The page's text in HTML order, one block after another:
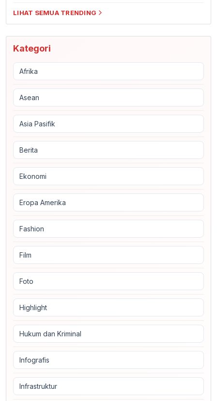
LIHAT SEMUA TRENDING
Kategori
Afrika
Asean
Asia Pasifik
Berita
Ekonomi
Eropa Amerika
Fashion
Film
Foto
Highlight
Hukum dan Kriminal
Infografis
Infrastruktur